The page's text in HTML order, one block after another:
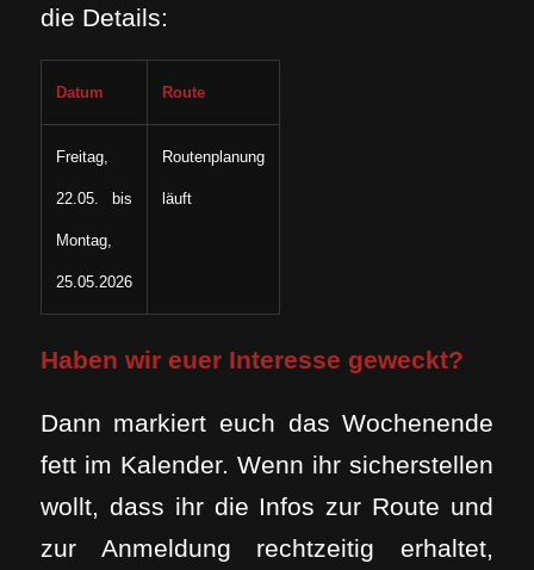
die Details:
Datum Route
Freitag,
22.05. bis
Montag,
25.05.2026
Routenplanung
läuft
Haben wir euer Interesse geweckt?
Dann markiert euch das Wochenende
fett im Kalender. Wenn ihr sicherstellen
wollt, dass ihr die Infos zur Route und
zur Anmeldung rechtzeitig erhaltet,